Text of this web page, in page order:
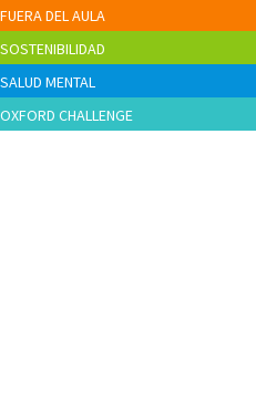
FUERA DEL AULA
SOSTENIBILIDAD
SALUD MENTAL
OXFORD CHALLENGE